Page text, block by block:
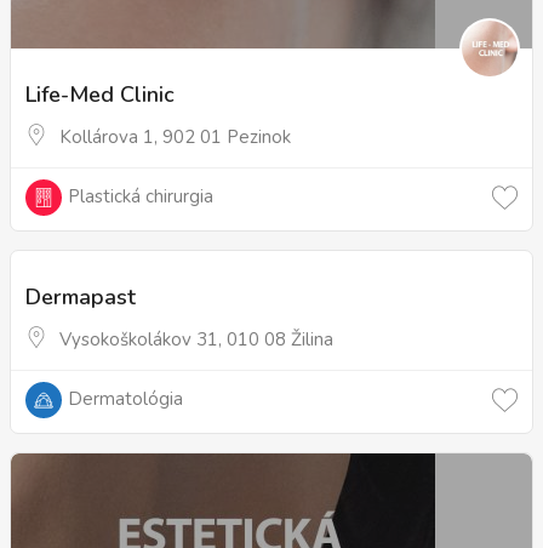
Life-Med Clinic
Kollárova 1, 902 01 Pezinok
Plastická chirurgia
Dermapast
Vysokoškolákov 31, 010 08 Žilina
Dermatológia